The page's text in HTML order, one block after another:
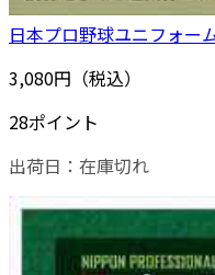
日本プロ野球ユニフォー
3,080円（税込）
28ポイント
出荷日： 在庫切れ